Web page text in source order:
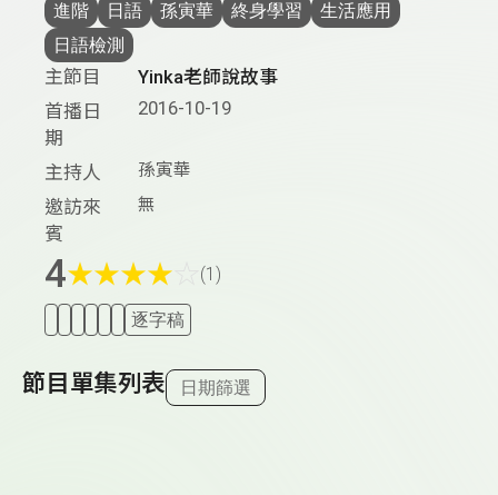
進階 日語 孫寅華 終身學習
生活應用
日語檢測
主節目
Yinka老師說故事
首播日
期
2016-10-19
主持人 孫寅華
邀訪來
賓
無
4★★★★ (1)
逐字稿
節目單集列表 日期篩選